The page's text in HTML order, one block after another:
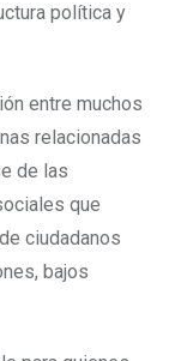
política y
entre muchos
relacionadas
de las
que
ciudadanos
bajos